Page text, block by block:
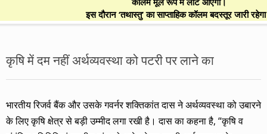
BE
FINANCIALLY
CLEVER!
इस दौरान ‘तथास्तु’ का साप्ताहिक कॉलम बदस्तूर जारी
Menu
कृषि में दम नहीं अर्थव्यवस्था को पटरी पर लाने का
भारतीय रिजर्व बैंक और उसके गवर्नर शक्तिकांत दास ने अर्थव्यवस्था को उबारने
के लिए कृषि क्षेत्र से बड़ी उम्मीद लगा रखी है। दास का कहना है, “कृषि व